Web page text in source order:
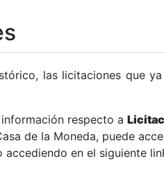
las licitaciones que
respecto a
de la Moneda, puede
en el siguiente